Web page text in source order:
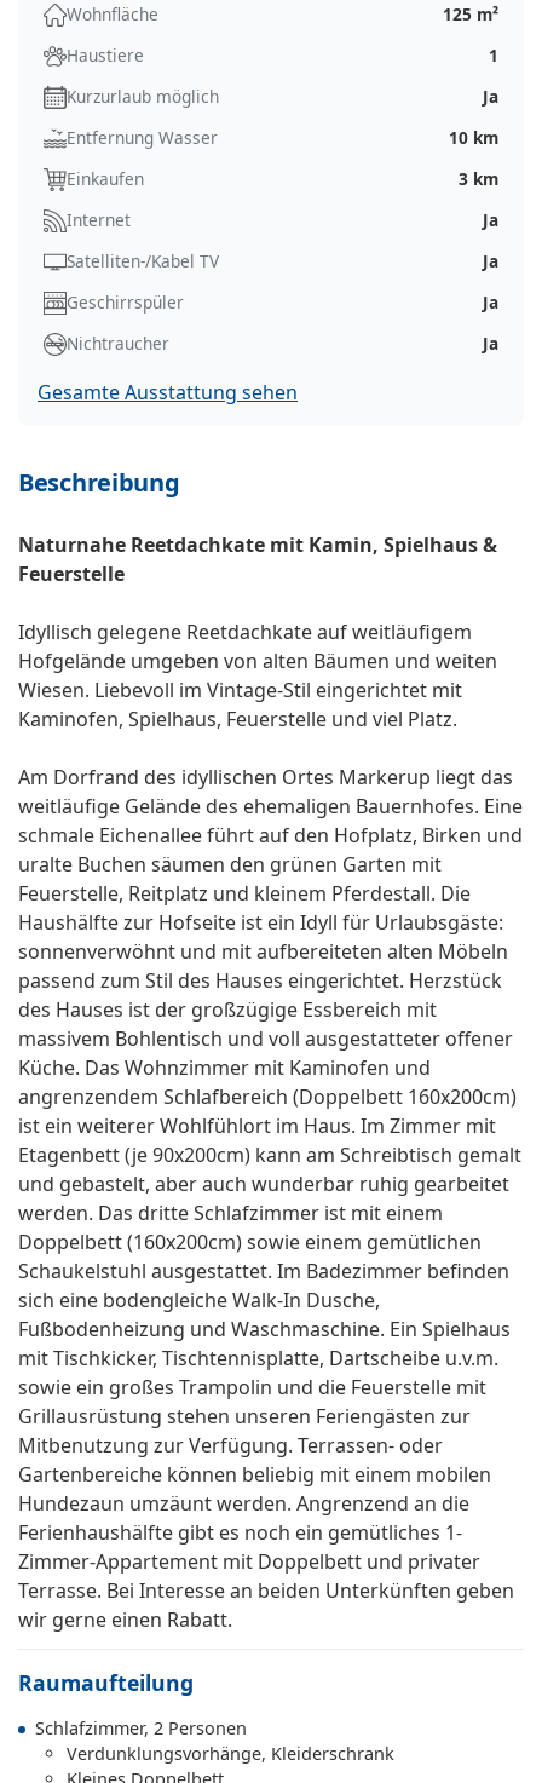
Wohnfläche
125 m²
Haustiere
1
Kurzurlaub möglich
Ja
Entfernung Wasser
10 km
Einkaufen
3 km
Internet
Ja
Satelliten-/Kabel TV
Ja
Geschirrspüler
Ja
Nichtraucher
Ja
Gesamte Ausstattung sehen
Beschreibung
Naturnahe Reetdachkate mit Kamin, Spielhaus &
Feuerstelle
Idyllisch gelegene Reetdachkate auf weitläufigem
Hofgelände umgeben von alten Bäumen und weiten
Wiesen. Liebevoll im Vintage-Stil eingerichtet mit
Kaminofen, Spielhaus, Feuerstelle und viel Platz.
Am Dorfrand des idyllischen Ortes Markerup liegt das
weitläufige Gelände des ehemaligen Bauernhofes. Eine
schmale Eichenallee führt auf den Hofplatz, Birken und
uralte Buchen säumen den grünen Garten mit
Feuerstelle, Reitplatz und kleinem Pferdestall. Die
Haushälfte zur Hofseite ist ein Idyll für Urlaubsgäste:
sonnenverwöhnt und mit aufbereiteten alten Möbeln
passend zum Stil des Hauses eingerichtet. Herzstück
des Hauses ist der großzügige Essbereich mit
massivem Bohlentisch und voll ausgestatteter offener
Küche. Das Wohnzimmer mit Kaminofen und
angrenzendem Schlafbereich (Doppelbett 160x200cm)
ist ein weiterer Wohlfühlort im Haus. Im Zimmer mit
Etagenbett (je 90x200cm) kann am Schreibtisch gemalt
und gebastelt, aber auch wunderbar ruhig gearbeitet
werden. Das dritte Schlafzimmer ist mit einem
Doppelbett (160x200cm) sowie einem gemütlichen
Schaukelstuhl ausgestattet. Im Badezimmer befinden
sich eine bodengleiche Walk-In Dusche,
Fußbodenheizung und Waschmaschine. Ein Spielhaus
mit Tischkicker, Tischtennisplatte, Dartscheibe u.v.m.
sowie ein großes Trampolin und die Feuerstelle mit
Grillausrüstung stehen unseren Feriengästen zur
Mitbenutzung zur Verfügung. Terrassen- oder
Gartenbereiche können beliebig mit einem mobilen
Hundezaun umzäunt werden. Angrenzend an die
Ferienhaushälfte gibt es noch ein gemütliches 1-
Zimmer-Appartement mit Doppelbett und privater
Terrasse. Bei Interesse an beiden Unterkünften geben
wir gerne einen Rabatt.
Raumaufteilung
Schlafzimmer, 2 Personen
Verdunklungsvorhänge, Kleiderschrank